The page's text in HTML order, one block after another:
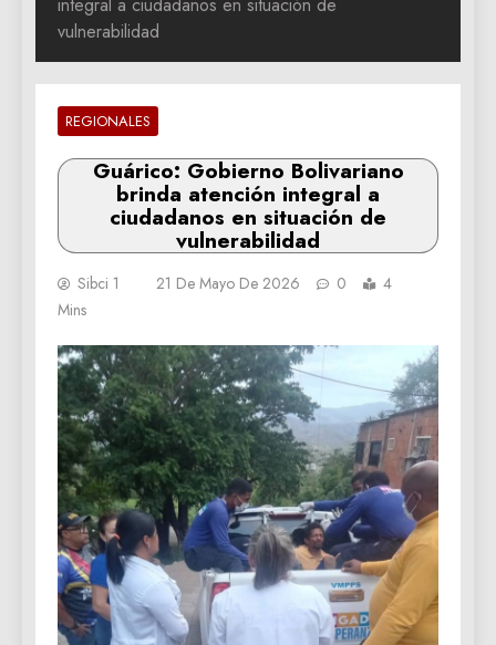
vulnerabilidad
REGIONALES
Guárico: ‎Gobierno Bolivariano
brinda atención integral a
ciudadanos en situación de
vulnerabilidad
Sibci 1 21 De Mayo De 2026 0
4
Mins